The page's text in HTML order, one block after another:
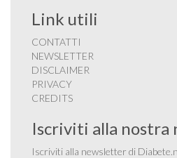
Link utili
CONTATTI
NEWSLETTER
DISCLAIMER
PRIVACY
CREDITS
Iscriviti alla nostra
Iscriviti alla newsletter di